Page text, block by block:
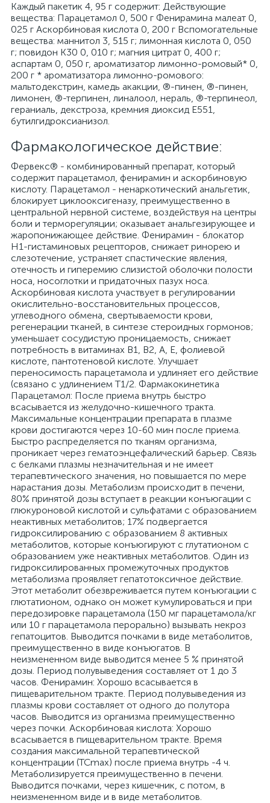
Каждый пакетик 4, 95 г содержит: Действующие
вещества: Парацетамол 0, 500 г Фенирамина малеат 0,
025 г Аскорбиновая кислота 0, 200 г Вспомогательные
вещества: маннитол 3, 515 г; лимонная кислота 0, 050
г; повидон К30 0, 010 г; магния цитрат 0, 400 г;
аспартам 0, 050 г, ароматизатор лимонно-ромовый* 0,
200 г * ароматизатора лимонно-ромового:
мальтодекстрин, камедь акакции, ®-пинен, ®-пинен,
лимонен, ®-терпинен, линалоол, нераль, ®-терпинеол,
гераниаль, декстроза, кремния диоксид Е551,
бутилгидроксианизол.
Фармакологическое действие:
Фервекс® - комбинированный препарат, который
содержит парацетамол, фенирамин и аскорбиновую
кислоту. Парацетамол - ненаркотический анальгетик,
блокирует циклооксигеназу, преимущественно в
центральной нервной системе, воздействуя на центры
боли и терморегуляции; оказывает анальгезирующее и
жаропонижающее действие. Фенирамин - блокатор
H1-гистаминовых рецепторов, снижает ринорею и
слезотечение, устраняет спастические явления,
отечность и гиперемию слизистой оболочки полости
носа, носоглотки и придаточных пазух носа.
Аскорбиновая кислота участвует в регулировании
окислительно-восстановительных процессов,
углеводного обмена, свертываемости крови,
регенерации тканей, в синтезе стероидных гормонов;
уменьшает сосудистую проницаемость, снижает
потребность в витаминах B1, В2, А, Е, фолиевой
кислоте, пантотеновой кислоте. Улучшает
переносимость парацетамола и удлиняет его действие
(связано с удлинением Т1/2. Фармакокинетика
Парацетамол: После приема внутрь быстро
всасывается из желудочно-кишечного тракта.
Максимальные концентрации препарата в плазме
крови достигаются через 10-60 мин после приема.
Быстро распределяется по тканям организма,
проникает через гематоэнцефалический барьер. Связь
с белками плазмы незначительная и не имеет
терапевтического значения, но повышается по мере
нарастания дозы. Метаболизм происходит в печени,
80% принятой дозы вступает в реакции конъюгации с
глюкуроновой кислотой и сульфатами с образованием
неактивных метаболитов; 17% подвергается
гидроксилированию с образованием 8 активных
метаболитов, которые конъюгируют с глутатионом с
образованием уже неактивных метаболитов. Один из
гидроксилированных промежуточных продуктов
метаболизма проявляет гепатотоксичное действие.
Этот метаболит обезвреживается путем конъюгации с
глютатионом, однако он может кумулироваться и при
передозировке парацетамола (150 мг парацетамола/кг
или 10 г парацетамола перорально) вызывать некроз
гепатоцитов. Выводится почками в виде метаболитов,
преимущественно в виде конъюгатов. В
неизмененном виде выводится менее 5 % принятой
дозы. Период полувыведения составляет от 1 до 3
часов. Фенирамин: Хорошо всасывается в
пищеварительном тракте. Период полувыведения из
плазмы крови составляет от одного до полутора
часов. Выводится из организма преимущественно
через почки. Аскорбиновая кислота: Хорошо
всасывается в пищеварительном тракте. Время
создания максимальной терапевтической
концентрации (ТСmах) после приема внутрь -4 ч.
Метаболизируется преимущественно в печени.
Выводится почками, через кишечник, с потом, в
неизмененном виде и в виде метаболитов.